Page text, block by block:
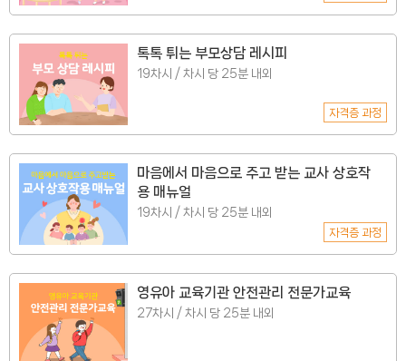
톡톡 튀는 부모상담 레시피
19차시 / 차시 당 25분 내외
자격증 과정
마음에서 마음으로 주고 받는 교사 상호작
용 매뉴얼
19차시 / 차시 당 25분 내외
자격증 과정
영유아 교육기관 안전관리 전문가교육
27차시 / 차시 당 25분 내외